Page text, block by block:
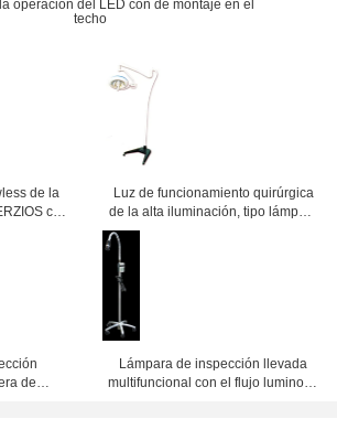
operación del LED con de montaje en el
techo
de la
con
Luz de funcionamiento quirúrgica
de la alta iluminación, tipo lámpara
Shadowless del soporte de la
de
Lámpara de inspección llevada
multifuncional con el flujo luminoso